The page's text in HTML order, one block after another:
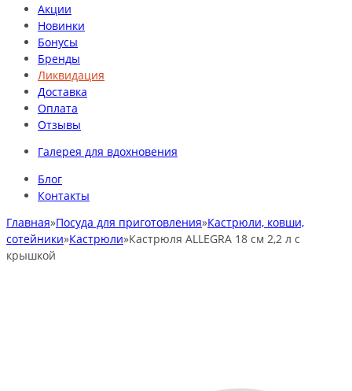
Акции
Новинки
Бонусы
Бренды
Ликвидация
Доставка
Оплата
Отзывы
Галерея для вдохновения
Блог
Контакты
Главная»Посуда для приготовления»Кастрюли, ковши,
сотейники»Кастрюли»Кастрюля ALLEGRA 18 см 2,2 л с
крышкой